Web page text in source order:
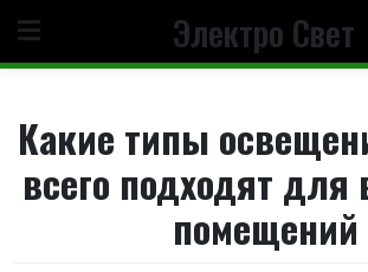
содержанию
Электро Свет
Какие типы
всего подходят
помещений